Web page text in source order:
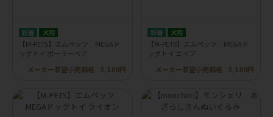
犬用
【M-PETS】エムペッツ MEGAド
ッグトイ ポーラーベア
メーカー希望小売価格
3,180円
犬用
【M-PETS】エムペッツ MEGAド
ッグトイ エイプ
メーカー希望小売価格
3,180円